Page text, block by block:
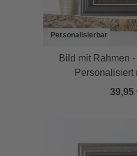
Personalisierbar
Bild mit Rahmen
Personalisiert
39,95